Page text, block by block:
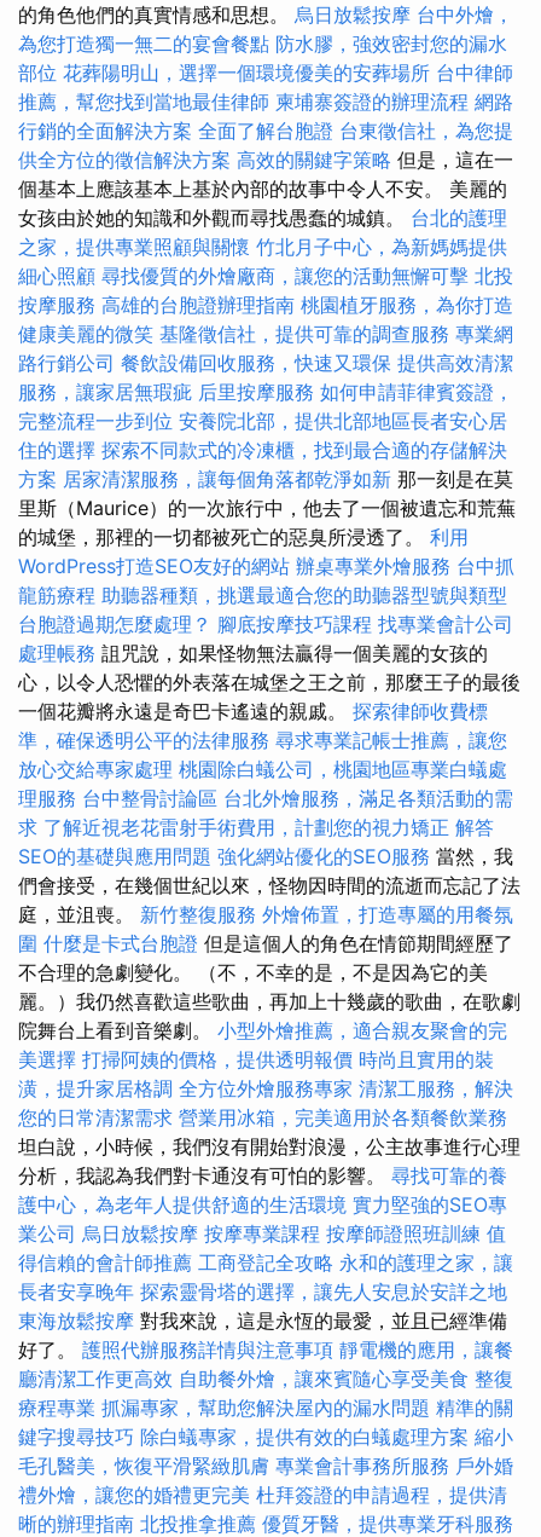
的角色他們的真實情感和思想。 烏日放鬆按摩 台中外燴，
為您打造獨一無二的宴會餐點 防水膠，強效密封您的漏水
部位 花葬陽明山，選擇一個環境優美的安葬場所 台中律師
推薦，幫您找到當地最佳律師 柬埔寨簽證的辦理流程 網路
行銷的全面解決方案 全面了解台胞證 台東徵信社，為您提
供全方位的徵信解決方案 高效的關鍵字策略 但是，這在一
個基本上應該基本上基於內部的故事中令人不安。 美麗的
女孩由於她的知識和外觀而尋找愚蠢的城鎮。 台北的護理
之家，提供專業照顧與關懷 竹北月子中心，為新媽媽提供
細心照顧 尋找優質的外燴廠商，讓您的活動無懈可擊 北投
按摩服務 高雄的台胞證辦理指南 桃園植牙服務，為你打造
健康美麗的微笑 基隆徵信社，提供可靠的調查服務 專業網
路行銷公司 餐飲設備回收服務，快速又環保 提供高效清潔
服務，讓家居無瑕疵 后里按摩服務 如何申請菲律賓簽證，
完整流程一步到位 安養院北部，提供北部地區長者安心居
住的選擇 探索不同款式的冷凍櫃，找到最合適的存儲解決
方案 居家清潔服務，讓每個角落都乾淨如新 那一刻是在莫
里斯（Maurice）的一次旅行中，他去了一個被遺忘和荒蕪
的城堡，那裡的一切都被死亡的惡臭所浸透了。 利用
WordPress打造SEO友好的網站 辦桌專業外燴服務 台中抓
龍筋療程 助聽器種類，挑選最適合您的助聽器型號與類型
台胞證過期怎麼處理？ 腳底按摩技巧課程 找專業會計公司
處理帳務 詛咒說，如果怪物無法贏得一個美麗的女孩的
心，以令人恐懼的外表落在城堡之王之前，那麼王子的最後
一個花瓣將永遠是奇巴卡遙遠的親戚。 探索律師收費標
準，確保透明公平的法律服務 尋求專業記帳士推薦，讓您
放心交給專家處理 桃園除白蟻公司，桃園地區專業白蟻處
理服務 台中整骨討論區 台北外燴服務，滿足各類活動的需
求 了解近視老花雷射手術費用，計劃您的視力矯正 解答
SEO的基礎與應用問題 強化網站優化的SEO服務 當然，我
們會接受，在幾個世紀以來，怪物因時間的流逝而忘記了法
庭，並沮喪。 新竹整復服務 外燴佈置，打造專屬的用餐氛
圍 什麼是卡式台胞證 但是這個人的角色在情節期間經歷了
不合理的急劇變化。 （不，不幸的是，不是因為它的美
麗。）我仍然喜歡這些歌曲，再加上十幾歲的歌曲，在歌劇
院舞台上看到音樂劇。 小型外燴推薦，適合親友聚會的完
美選擇 打掃阿姨的價格，提供透明報價 時尚且實用的裝
潢，提升家居格調 全方位外燴服務專家 清潔工服務，解決
您的日常清潔需求 營業用冰箱，完美適用於各類餐飲業務
坦白說，小時候，我們沒有開始對浪漫，公主故事進行心理
分析，我認為我們對卡通沒有可怕的影響。 尋找可靠的養
護中心，為老年人提供舒適的生活環境 實力堅強的SEO專
業公司 烏日放鬆按摩 按摩專業課程 按摩師證照班訓練 值
得信賴的會計師推薦 工商登記全攻略 永和的護理之家，讓
長者安享晚年 探索靈骨塔的選擇，讓先人安息於安詳之地
東海放鬆按摩 對我來說，這是永恆的最愛，並且已經準備
好了。 護照代辦服務詳情與注意事項 靜電機的應用，讓餐
廳清潔工作更高效 自助餐外燴，讓來賓隨心享受美食 整復
療程專業 抓漏專家，幫助您解決屋內的漏水問題 精準的關
鍵字搜尋技巧 除白蟻專家，提供有效的白蟻處理方案 縮小
毛孔醫美，恢復平滑緊緻肌膚 專業會計事務所服務 戶外婚
禮外燴，讓您的婚禮更完美 杜拜簽證的申請過程，提供清
晰的辦理指南 北投推拿推薦 優質牙醫，提供專業牙科服務